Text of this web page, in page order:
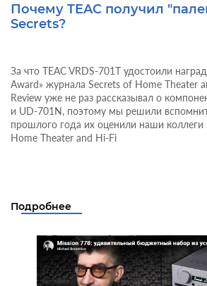
Почему TEAC получил
Secrets?
За что TEAC VRDS-701T удостоили
Award» журнала Secrets of Home Theater
Review уже не раз рассказывал о
и UD-701N, поэтому мы решили
прошлого года их оценили наши коллеги
Home Theater and Hi-Fi
Подробнее